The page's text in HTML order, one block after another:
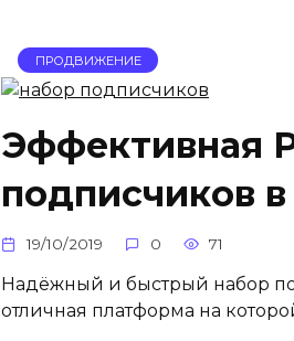
ПРОДВИЖЕНИЕ
Эффективная
подписчиков
19/10/2019 0 71
Надёжный и быстрый набор
отличная платформа на